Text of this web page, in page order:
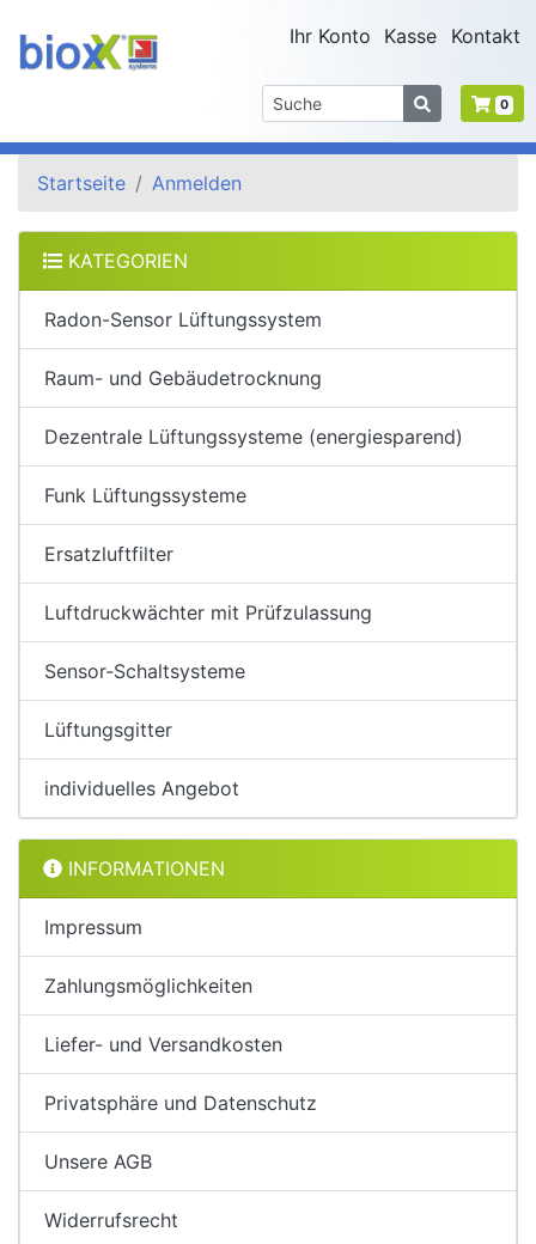
Ihr Konto Kasse Kontakt
0
Startseite Anmelden
KATEGORIEN
Radon-Sensor Lüftungssystem
Raum- und Gebäudetrocknung
Dezentrale Lüftungssysteme (energiesparend)
Funk Lüftungssysteme
Ersatzluftfilter
Luftdruckwächter mit Prüfzulassung
Sensor-Schaltsysteme
Lüftungsgitter
individuelles Angebot
INFORMATIONEN
Impressum
Zahlungsmöglichkeiten
Liefer- und Versandkosten
Privatsphäre und Datenschutz
Unsere AGB
Widerrufsrecht